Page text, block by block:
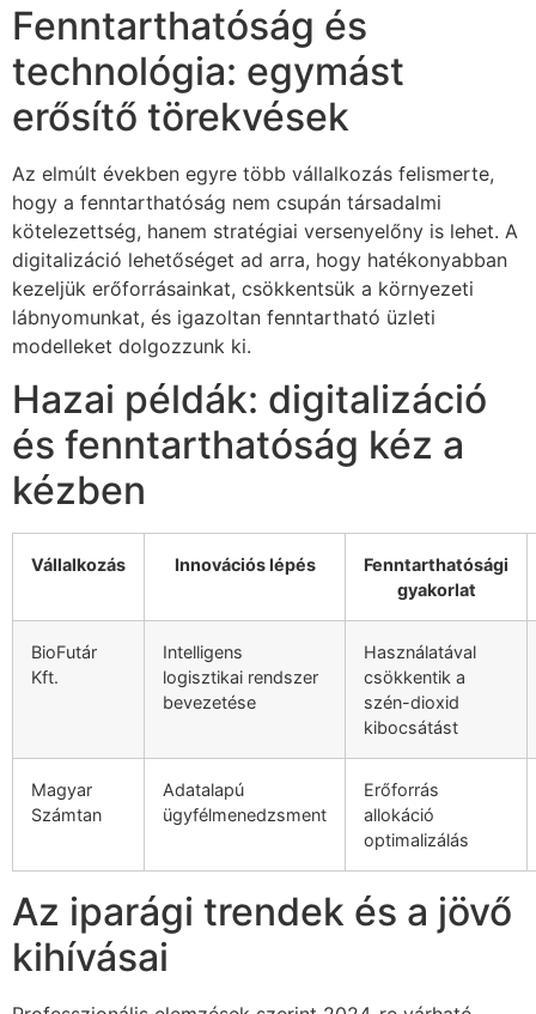
Fenntarthatóság és
technológia: egymást
erősítő törekvések
Az elmúlt években egyre több vállalkozás felismerte,
hogy a fenntarthatóság nem csupán társadalmi
kötelezettség, hanem stratégiai versenyelőny is lehet. A
digitalizáció lehetőséget ad arra, hogy hatékonyabban
kezeljük erőforrásainkat, csökkentsük a környezeti
lábnyomunkat, és igazoltan fenntartható üzleti
modelleket dolgozzunk ki.
Hazai példák: digitalizáció
és fenntarthatóság kéz a
kézben
Vállalkozás Innovációs lépés
Fenntarthatósági
gyakorlat
BioFutár
Kft.
Intelligens
logisztikai rendszer
bevezetése
Használatával
csökkentik a
szén-dioxid
kibocsátást
Magyar
Számtan
Adatalapú
ügyfélmenedzsment
Erőforrás
allokáció
optimalizálás
Az iparági trendek és a jövő
kihívásai